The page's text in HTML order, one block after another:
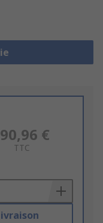
€
TTC